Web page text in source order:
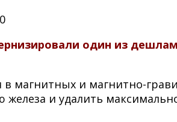
один из
магнитных и магнитно-
и удалить